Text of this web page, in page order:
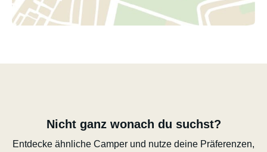
Nicht ganz wonach du suchst?
Entdecke ähnliche Camper und nutze deine Präferenzen,